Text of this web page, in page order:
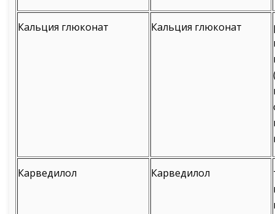
Кальция глюконат Кальция глюконат
Карведилол Карведилол